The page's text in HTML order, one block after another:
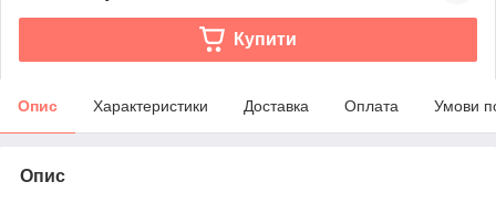
Купити
Опис Характеристики Доставка Оплата Умови
Опис